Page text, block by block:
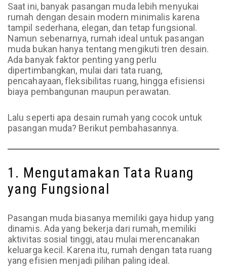
Saat ini, banyak pasangan muda lebih menyukai
rumah dengan desain modern minimalis karena
tampil sederhana, elegan, dan tetap fungsional.
Namun sebenarnya, rumah ideal untuk pasangan
muda bukan hanya tentang mengikuti tren desain.
Ada banyak faktor penting yang perlu
dipertimbangkan, mulai dari tata ruang,
pencahayaan, fleksibilitas ruang, hingga efisiensi
biaya pembangunan maupun perawatan.
Lalu seperti apa desain rumah yang cocok untuk
pasangan muda? Berikut pembahasannya.
1. Mengutamakan Tata Ruang
yang Fungsional
Pasangan muda biasanya memiliki gaya hidup yang
dinamis. Ada yang bekerja dari rumah, memiliki
aktivitas sosial tinggi, atau mulai merencanakan
keluarga kecil. Karena itu, rumah dengan tata ruang
yang efisien menjadi pilihan paling ideal.